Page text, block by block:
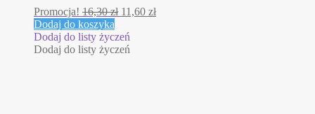
Promocja! 16,30zł Pierwotna
wynosiła:
16,30 zł.
11,60 złAktualna
Dodaj do koszyka
Dodaj do listy życzeń
Dodaj do listy życzeń